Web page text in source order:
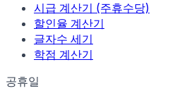
시급 계산기 (주휴수당)
할인율 계산기
글자수 세기
학점 계산기
공휴일